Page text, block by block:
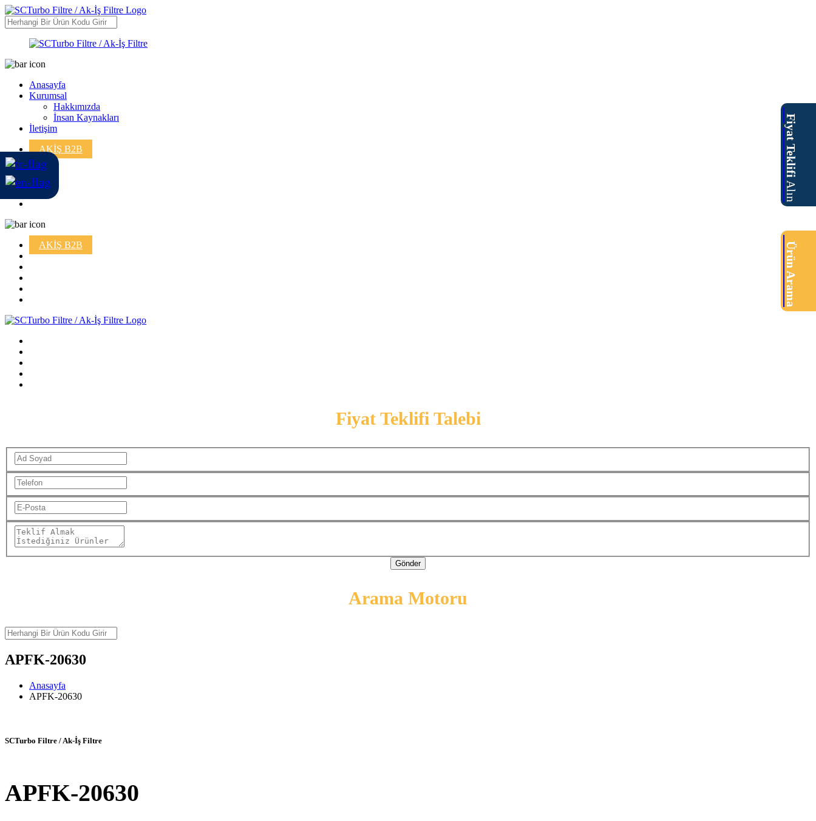
Anasayfa
Kurumsal
Hakkımızda
İnsan Kaynakları
İletişim
AKİŞ B2B
AKİŞ B2B
Fiyat Teklifi
Alın
Fiyat Teklifi Talebi
Gönder
Ürün Arama
Arama Motoru
APFK-20630
Anasayfa
APFK-20630
SCTurbo Filtre / Ak-İş Filtre
APFK-20630